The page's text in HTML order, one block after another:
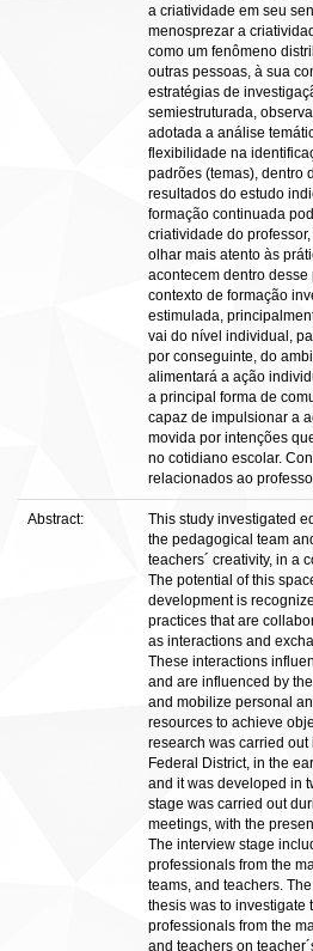
a criatividade em seu
menosprezar a
como um fenômeno
outras pessoas, à sua
estratégias de
semiestruturada,
adotada a análise
flexibilidade na
padrões (temas), dentro
resultados do estudo
formação continuada
criatividade do
olhar mais atento às
acontecem dentro
contexto de formação
estimulada,
vai do nível individual,
por conseguinte, do
alimentará a ação
a principal forma de
capaz de impulsionar a
movida por intenções
no cotidiano escolar.
relacionados ao
Abstract:
This study investigated
the pedagogical team
teachers´ creativity, in a
The potential of this
development is
practices that are
as interactions and
These interactions
and are influenced by
and mobilize personal
resources to achieve
research was carried
Federal District, in the
and it was developed in
stage was carried out
meetings, with the
The interview stage
professionals from the
teams, and teachers.
thesis was to investigate
professionals from the
and teachers on